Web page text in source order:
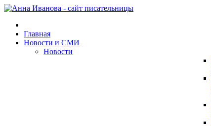
Главная
Новости и СМИ
Новости